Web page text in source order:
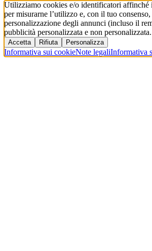
Utilizziamo cookies e/o identificatori
per misurarne l’utilizzo e, con il tuo consenso,
personalizzazione degli annunci (incluso il
pubblicità personalizzata e non personalizzata.
Accetta Rifiuta Personalizza
Informativa sui cookieNote legaliInformativa